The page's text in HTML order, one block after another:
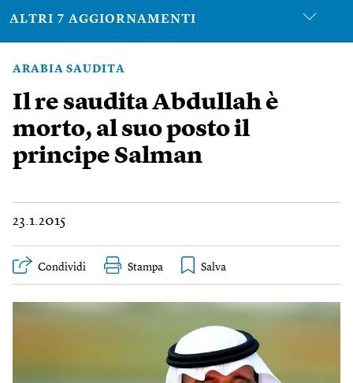
ALTRI 7 AGGIORNAMENTI
ARABIA SAUDITA
Il re saudita Abdullah è
morto, al suo posto il
principe Salman
23.1.2015
Condividi Stampa